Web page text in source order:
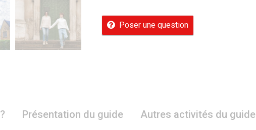
Poser une question
Présentation du guide Autres activités du guide